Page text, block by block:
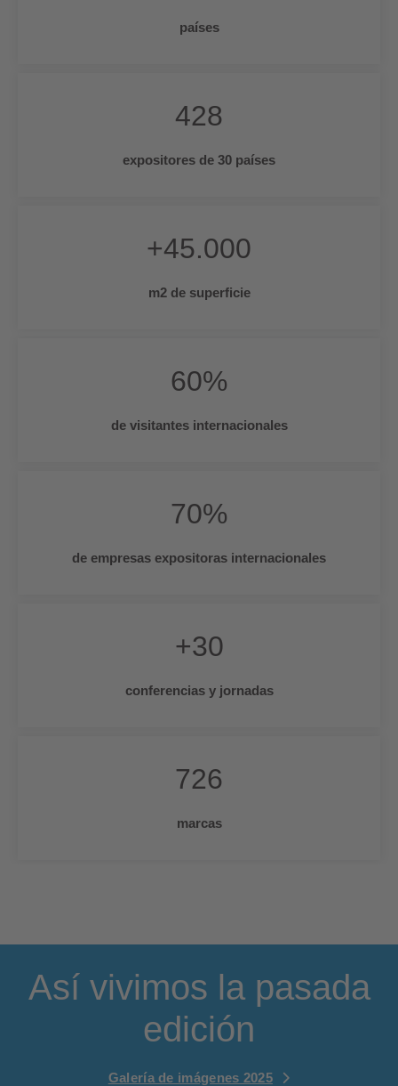
países
428
expositores de 30 países
+45.000
m2 de superficie
60%
de visitantes internacionales
70%
de empresas expositoras internacionales
+30
conferencias y jornadas
726
marcas
Así vivimos la pasada
edición
Galería de imágenes 2025